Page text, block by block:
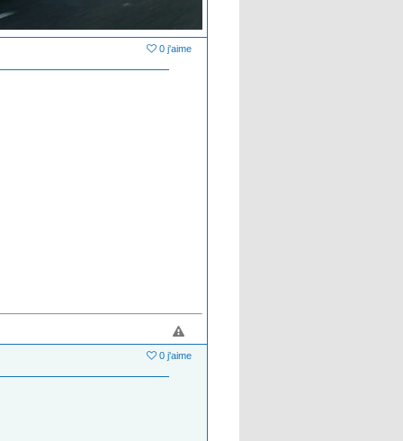
0 j'aime
0 j'aime